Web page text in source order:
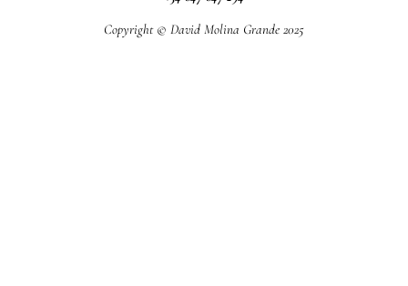
Copyright © David Molina Grande 2025